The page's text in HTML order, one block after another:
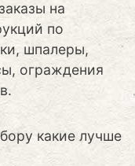
на
по
шпалеры,
ограждения
какие лучше